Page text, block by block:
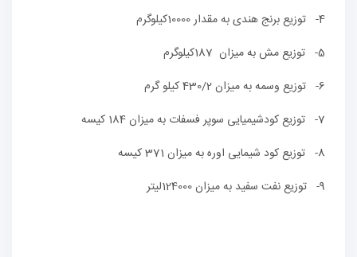
4- توزیع برنج هندی به مقدار 10000کیلوگرم
5- توزیع مش به میزان 187کیلوگرم
6- توزیع وسمه به میزان 430/2 کیلو گرم
7- توزیع کودشیمیایی سوپر فسفات به میزان 184 کیسه
8- توزیع کود شیمایی اوره به میزان 371 کیسه
9- توزیع نفت سفید به میزان 124000لیتر